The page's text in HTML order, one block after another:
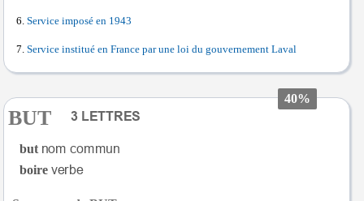
Service imposé en 1943
Service institué en France par une loi du gouvernement Laval
40%
BUT
but
boire